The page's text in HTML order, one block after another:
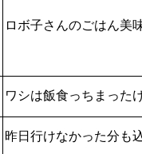
ロボ子さんのごはん美
ワシは飯食っちまった
昨日行けなかった分も